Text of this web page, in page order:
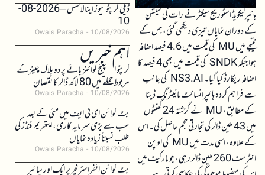
ہائپرلیکویڈ اسٹوریج سیکٹر نے رات کی سیشن
کے دوران نمایاں تیزی دیکھی گئی، جس کے
نتیجے میں MU کی قیمت میں 4.6 فیصد اضافہ
ہوا جبکہ SNDK کی قیمت میں بھی 4 فیصد کا
اضافہ ریکارڈ کیا گیا۔ NS3.AI کی جانب
سے فراہم کردہ ہائپرانسائٹ مانیٹرنگ ڈیٹا
کے مطابق، MU نے گزشتہ 24 گھنٹوں
میں 43 ملین ڈالر کی تجارتی حجم حاصل کی۔ اس
کے علاوہ، اسی مدت میں MU کی اوپن
انٹرسٹ 260 ملین ڈالر رہی، جو مارکیٹ میں
ڈیلی کرپٹو نیوز اینالائسس – 2026-08-
10
Owais Paracha 10/08/2026
اہم خبریں
کرپٹو ایکسچینج کوائنز بائے پر دو بلاک چینز کے
مربوط حملے میں 80 لاکھ ڈالر کا نقصان
Owais Paracha 10/08/2026
بٹ کوائن ای ٹی ایف میں مئی کے بعد
سب سے بڑی سرمایہ کاری، ایتھریم فنڈز کی
طلب نسبتاً زیادہ نمایاں
Owais Paracha 10/08/2026
بٹ کوائن انفراسٹرکچر پر ایک اور سائبر